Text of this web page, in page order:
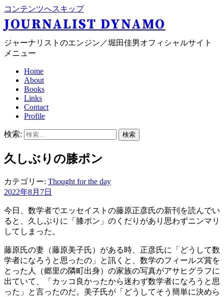
コンテンツへスキップ
JOURNALIST DYNAMO
ジャーナリストのエンジン／堀田佳男オフィシャルサイト
メニュー
Home
About
Books
Links
Contact
Profile
検索:
久しぶりの膝ポン
カテゴリー: Thought for the day
2022年8月7日
今日、数学者でエッセイストの藤原正彦氏の新刊を読んでい
ると、久しぶりに「膝ポン」のくだりがあり思わずニンマリ
してしまった。
藤原氏の妻（藤原美子氏）がある時、正彦氏に「どうして数
学者になろうと思ったの」と訊くと、数学のフィールズ賞を
とった人（郷里の隣町出身）の家族の写真がアサヒグラフに
出ていて、「カッコ良かったから迷わず数学者になろうと思
った」と言ったのだ。美子氏が「どうしてそう簡単に決めら